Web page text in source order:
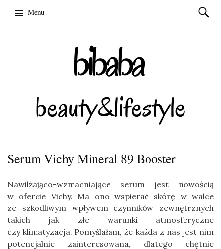
Menu
Szukaj:
Serum Vichy Mineral 89 Booster
Nawilżająco-wzmacniające serum jest nowością
w ofercie Vichy. Ma ono wspierać skórę w walce
ze szkodliwym wpływem czynników zewnętrznych
takich jak złe warunki atmosferyczne
czy klimatyzacja. Pomyślałam, że każda z nas jest nim
potencjalnie zainteresowana, dlatego chętnie